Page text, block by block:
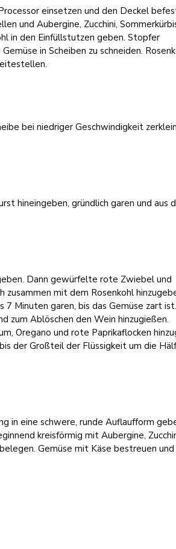
einsetzen und den Deckel
und Aubergine, Zucchini,
in den Einfüllstutzen geben. Stopfer
in Scheiben zu schneiden.
bei niedriger Geschwindigkeit
hineingeben, gründlich garen und aus
Dann gewürfelte rote Zwiebel und
zusammen mit dem Rosenkohl
Minuten garen, bis das Gemüse zart ist.
zum Ablöschen den Wein hinzugießen.
Oregano und rote Paprikaflocken
der Großteil der Flüssigkeit um die
in eine schwere, runde Auflaufform
kreisförmig mit Aubergine,
Gemüse mit Käse bestreuen und